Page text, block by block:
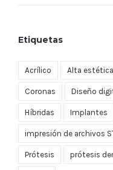
Etiquetas
Acrílico Alta estética
Coronas Diseño
Híbridas Implantes
impresión de archivos
Prótesis prótesis